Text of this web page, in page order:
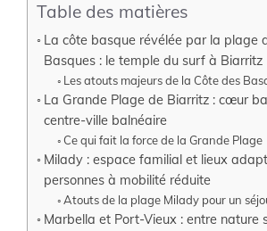
Table des matières
La côte basque révélée par la plage
Basques : le temple du surf à Biarritz
Les atouts majeurs de la Côte des
La Grande Plage de Biarritz : cœur
centre-ville balnéaire
Ce qui fait la force de la Grande Plage
Milady : espace familial et lieux
personnes à mobilité réduite
Atouts de la plage Milady pour un
Marbella et Port-Vieux : entre nature